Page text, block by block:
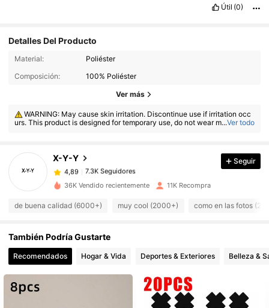
Útil (0)
Detalles Del Producto
Material:
Poliéster
Composición:
100% Poliéster
Ver más
WARNING: May cause skin irritation. Discontinue use if irritation occ
urs. This product is designed for temporary use, do not wear more than
...Ver todo
X-Y-Y
4,89 7.3K Seguidores
4,89
7.3K Seguidores
m***y pagóHace 1 día
4,89 7.3K Seguidores
4,89 7.3K Seguidores
Seguir
36K Vendido recientemente 11K Recompra
de buena calidad (6000+) muy cool (2000+) como en las fotos
También Podría Gustarte
Recomendados Hogar & Vida Deportes & Exteriores Belleza &